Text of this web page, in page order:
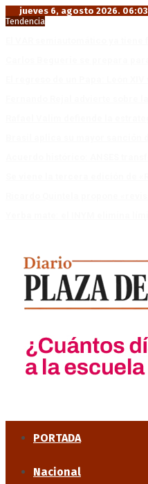
jueves 6, agosto 2026. 06:03
Tendencia
PORTADA
Nacional